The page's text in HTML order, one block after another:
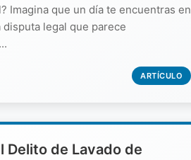
Imagina que un día te encuentras en
disputa legal que parece
ARTÍCULO
Delito de Lavado de